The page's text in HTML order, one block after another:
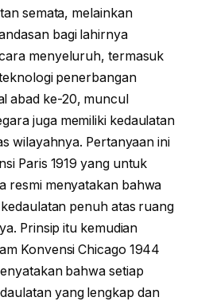
semata, melainkan
bagi lahirnya
menyeluruh, termasuk
penerbangan
abad ke-20, muncul
juga memiliki kedaulatan
wilayahnya. Pertanyaan ini
Paris 1919 yang untuk
resmi menyatakan bahwa
penuh atas ruang
Prinsip itu kemudian
Konvensi Chicago 1944
bahwa setiap
yang lengkap dan